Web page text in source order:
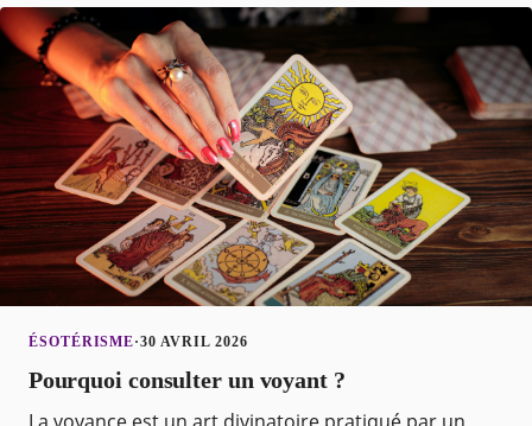
ÉSOTÉRISME·30 AVRIL 2026
Pourquoi consulter un voyant ?